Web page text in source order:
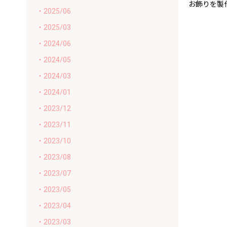
・2025/06
・2025/03
・2024/06
・2024/05
・2024/03
・2024/01
・2023/12
・2023/11
・2023/10
・2023/08
・2023/07
・2023/05
・2023/04
・2023/03
お飾りを製